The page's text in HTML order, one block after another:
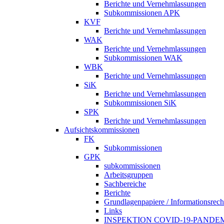
Berichte und Vernehmlassungen
Subkommissionen APK
KVF
Berichte und Vernehmlassungen
WAK
Berichte und Vernehmlassungen
Subkommissionen WAK
WBK
Berichte und Vernehmlassungen
SiK
Berichte und Vernehmlassungen
Subkommissionen SiK
SPK
Berichte und Vernehmlassungen
Aufsichtskommissionen
FK
Subkommissionen
GPK
subkommissionen
Arbeitsgruppen
Sachbereiche
Berichte
Grundlagenpapiere /
Links
INSPEKTION COVID-19-